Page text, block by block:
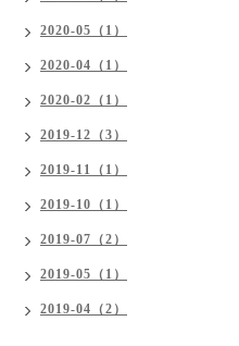
2020-05（1）
2020-04（1）
2020-02（1）
2019-12（3）
2019-11（1）
2019-10（1）
2019-07（2）
2019-05（1）
2019-04（2）